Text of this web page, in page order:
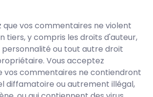
que vos commentaires ne violent
tiers, y compris les droits d'auteur,
personnalité ou tout autre droit
Vous acceptez
vos commentaires ne contiendront
diffamatoire ou autrement illégal,